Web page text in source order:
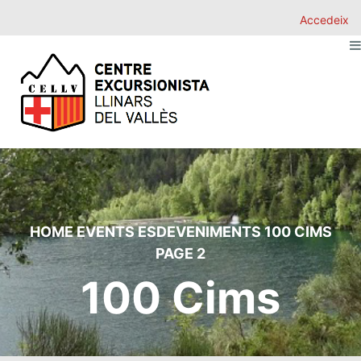
Accedeix
HOMEEVENTSESDEVENIMENTS100 CIMS
PAGE 2
100 Cims